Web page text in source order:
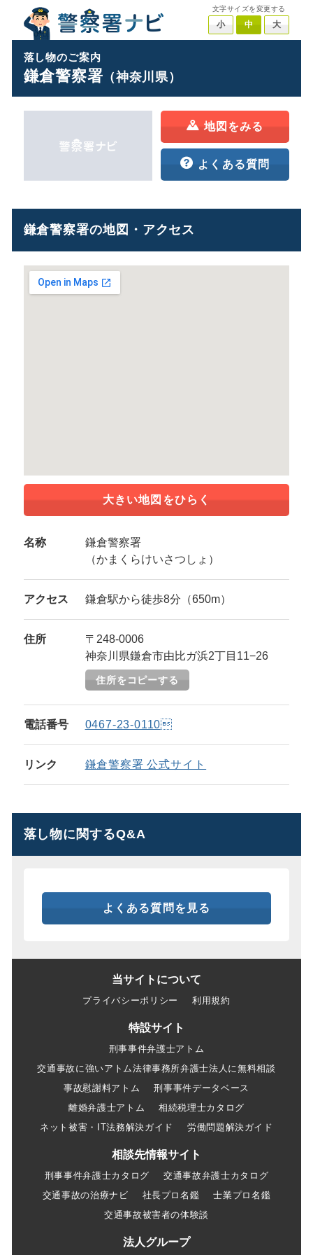
文字サイズを変更する
小 中 大
落し物のご案内
鎌倉警察署（神奈川県）
地図をみる
よくある質問
鎌倉警察署の地図・アクセス
大きい地図をひらく
名称
鎌倉警察署
（かまくらけいさつしょ）
アクセス 鎌倉駅から徒歩8分（650m）
住所
〒248-0006
神奈川県鎌倉市由比ガ浜2丁目11−26
住所をコピーする
電話番号 0467-23-0110
リンク 鎌倉警察署 公式サイト
落し物に関するQ&A
よくある質問を見る
当サイトについて
プライバシーポリシー 利用規約
特設サイト
刑事事件弁護士アトム
交通事故に強いアトム法律事務所弁護士法人に無料相談
事故慰謝料アトム
刑事事件データベース
離婚弁護士アトム
相続税理士カタログ
ネット被害・IT法務解決ガイド
労働問題解決ガイド
相談先情報サイト
刑事事件弁護士カタログ
交通事故弁護士カタログ
交通事故の治療ナビ
社長プロ名鑑
士業プロ名鑑
交通事故被害者の体験談
法人グループ